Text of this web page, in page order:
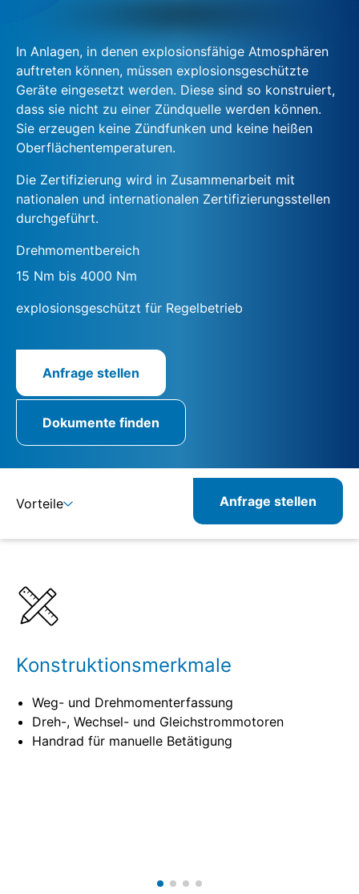
In Anlagen, in denen explosionsfähige Atmosphären
auftreten können, müssen explosionsgeschützte
Geräte eingesetzt werden. Diese sind so konstruiert,
dass sie nicht zu einer Zündquelle werden können.
Sie erzeugen keine Zündfunken und keine heißen
Oberflächentemperaturen.
Die Zertifizierung wird in Zusammenarbeit mit
nationalen und internationalen Zertifizierungsstellen
durchgeführt.
Drehmomentbereich
15 Nm bis 4000 Nm
explosionsgeschützt für Regelbetrieb
Anfrage stellen
Dokumente finden
Vorteile
Kombinierbare Produkte
Verwandte Produkte
Anfrage stellen
Konstruktionsmerkmale
Weg- und Drehmomenterfassung
Dreh-, Wechsel- und Gleichstrommotoren
Handrad für manuelle Betätigung